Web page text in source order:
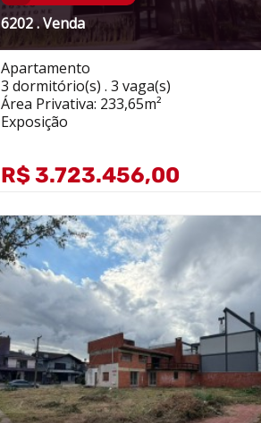
6202 . Venda
Apartamento
3 dormitório(s) . 3 vaga(s)
Área Privativa: 233,65m²
Exposição
R$ 3.723.456,00